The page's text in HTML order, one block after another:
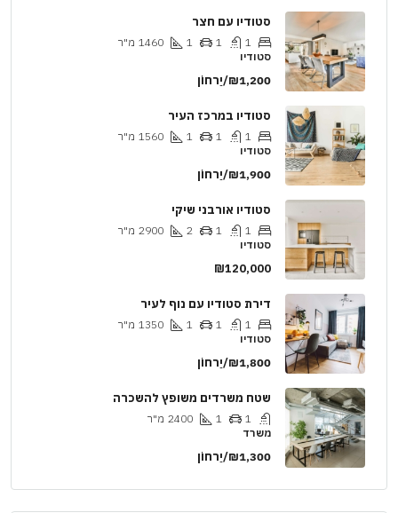
סטודיו עם חצר
1
1
1
1460 מ"ר
סטודיו
₪1,200/יַרחוֹן
סטודיו במרכז העיר
1
1
1
1560 מ"ר
סטודיו
₪1,900/יַרחוֹן
סטודיו אורבני שיקי
1
1
2
2900 מ"ר
סטודיו
₪120,000
דירת סטודיו עם נוף לעיר
1
1
1
1350 מ"ר
סטודיו
₪1,800/יַרחוֹן
שטח משרדים משופץ להשכרה
1
1
2400 מ"ר
משרד
₪1,300/יַרחוֹן